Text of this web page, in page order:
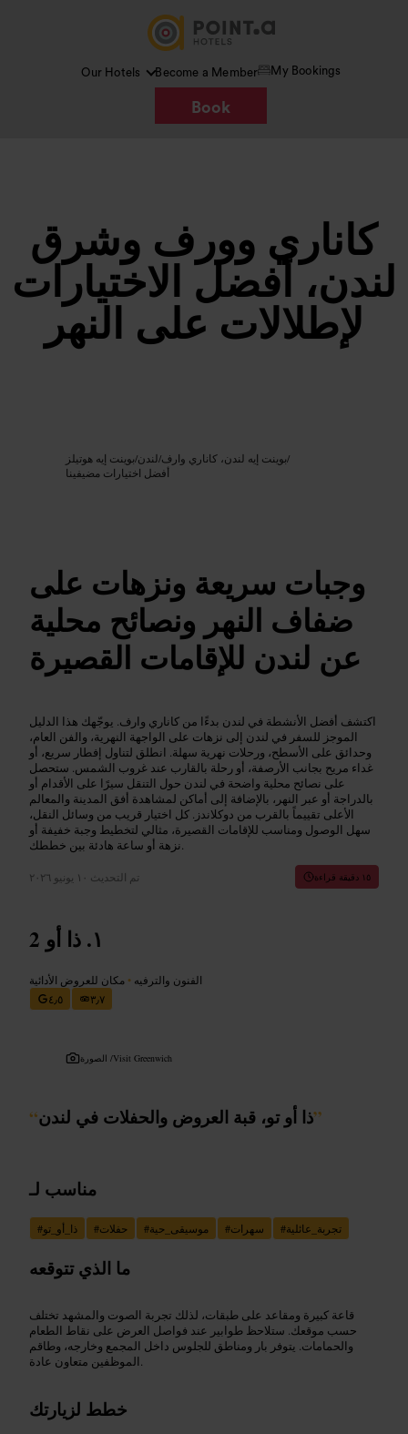
Our Hotels Become a Member My Bookings
Book
كاناري وورف وشرق
لندن، أفضل الاختيارات
لإطلالات على النهر
بوينت إيه هوتيلز/لندن/بوينت إيه لندن، كاناري وارف/
أفضل اختيارات مضيفينا
وجبات سريعة ونزهات على
ضفاف النهر ونصائح محلية
عن لندن للإقامات القصيرة
اكتشف أفضل الأنشطة في لندن بدءًا من كاناري وارف. يوجّهك هذا الدليل
الموجز للسفر في لندن إلى نزهات على الواجهة النهرية، والفن العام،
وحدائق على الأسطح، ورحلات نهرية سهلة. انطلق لتناول إفطار سريع، أو
غداء مريح بجانب الأرصفة، أو رحلة بالقارب عند غروب الشمس. ستحصل
على نصائح محلية واضحة في لندن حول التنقل سيرًا على الأقدام أو
بالدراجة أو عبر النهر، بالإضافة إلى أماكن لمشاهدة أفق المدينة والمعالم
الأعلى تقييماً بالقرب من دوكلاندز. كل اختيار قريب من وسائل النقل،
سهل الوصول ومناسب للإقامات القصيرة، مثالي لتخطيط وجبة خفيفة أو
نزهة أو ساعة هادئة بين خططك.
تم التحديث ١٠ يونيو ٢٠٢٦ ١٥ دقيقة قراءة
ذا أو 2
الفنون والترفيه • مكان للعروض الأدائية
٤٫٥
٣٫٧
الصورة /Visit Greenwich
“ذا أو تو، قبة العروض والحفلات في لندن”
مناسب لـ
#ذا_أو_تو #حفلات #موسيقى_حية #سهرات #تجربة_عائلية
ما الذي تتوقعه
قاعة كبيرة ومقاعد على طبقات، لذلك تجربة الصوت والمشهد تختلف
حسب موقعك. ستلاحظ طوابير عند فواصل العرض على نقاط الطعام
والحمامات. يتوفر بار ومناطق للجلوس داخل المجمع وخارجه، وطاقم
الموظفين متعاون عادة.
خطط لزيارتك